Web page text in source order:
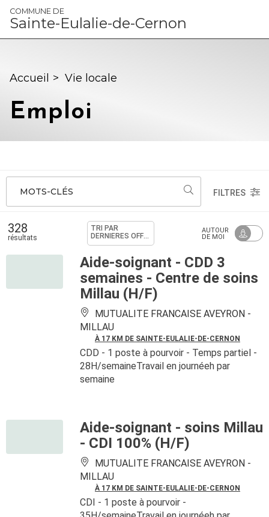
Panneau de gestion des cookies
COMMUNE DE
Sainte-Eulalie-de-Cernon
Accueil > Vie locale
Emploi
MOTS-CLÉS FILTRES
328
résultats
TRI PAR
DERNIÈRES OFFRES
AUTOUR
DE MOI
Aide-soignant - CDD 3
semaines - Centre de soins
Millau (H/F)
MUTUALITE FRANCAISE AVEYRON -
MILLAU
À 17 KM DE SAINTE-EULALIE-DE-CERNON
CDD - 1 poste à pourvoir - Temps partiel -
28H/semaineTravail en journéeh par
semaine
Aide-soignant - soins Millau
- CDI 100% (H/F)
MUTUALITE FRANCAISE AVEYRON -
MILLAU
À 17 KM DE SAINTE-EULALIE-DE-CERNON
CDI - 1 poste à pourvoir -